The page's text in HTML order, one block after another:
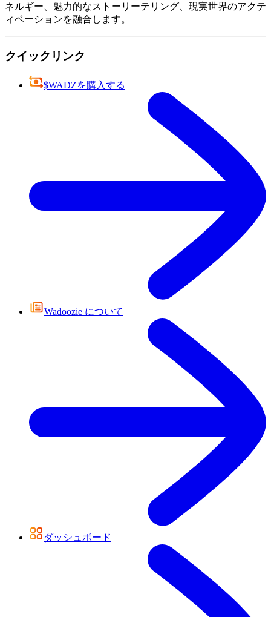
ネルギー、魅力的なストーリーテリング、現実世界のアクテ
ィベーションを融合します。
クイックリンク
$WADZを購入する
Wadoozie について
ダッシュボード